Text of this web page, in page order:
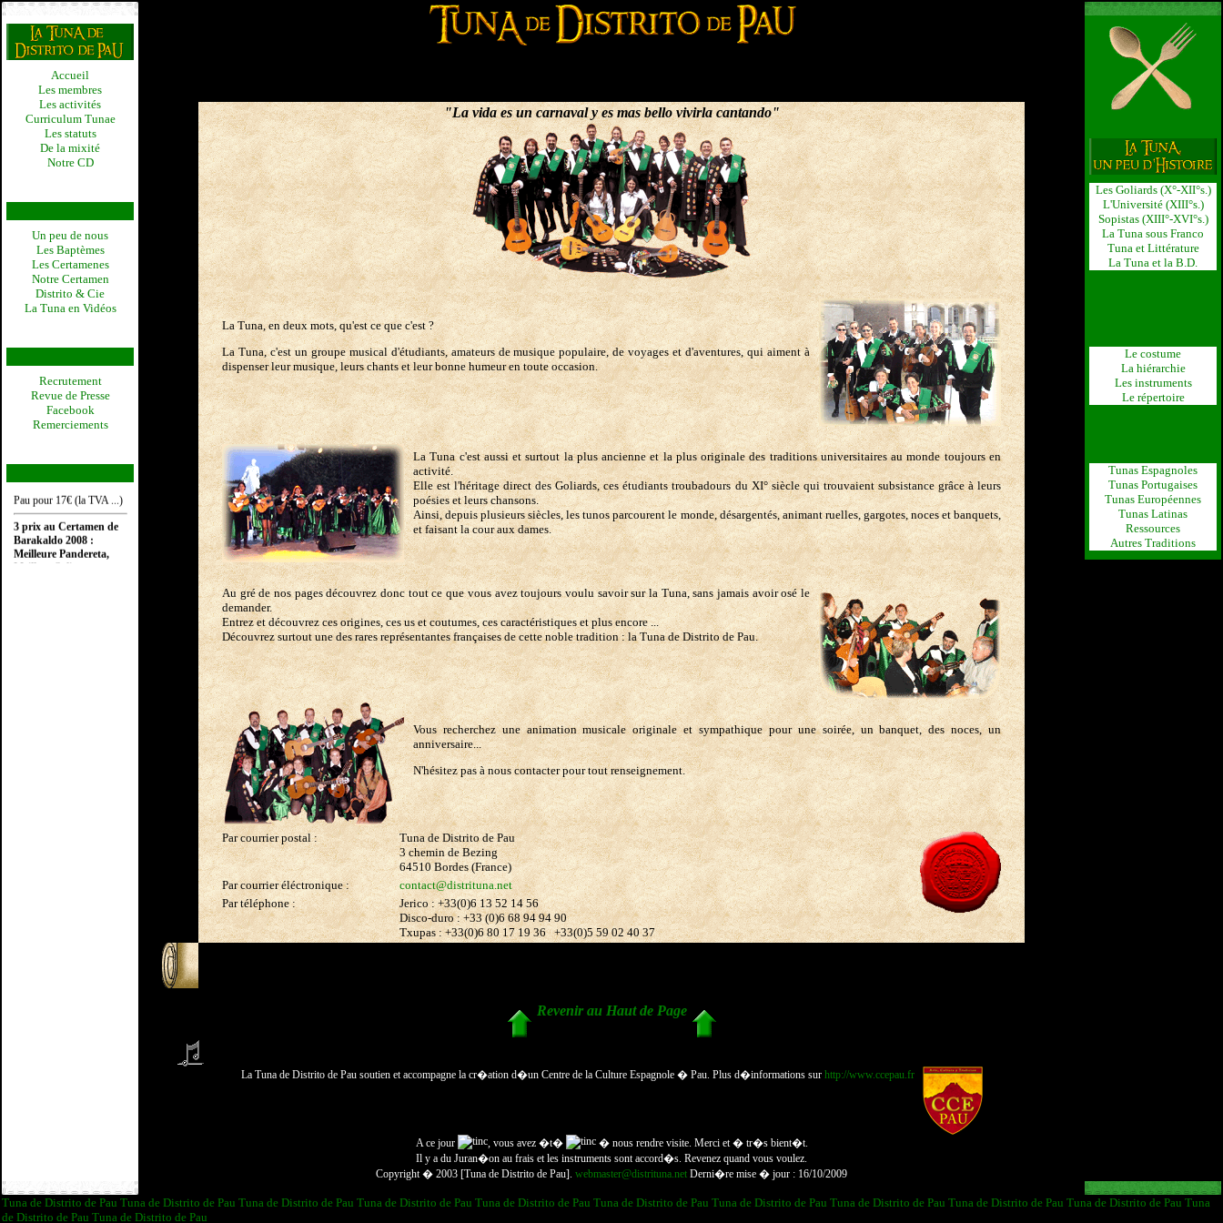
Accueil
Les membres
Les activités
Curriculum Tunae
Les statuts
De la mixité
Notre CD
Un peu de nous
Les Baptèmes
Les Certamenes
Notre Certamen
Distrito & Cie
La Tuna en Vidéos
Recrutement
Revue de Presse
Facebook
Remerciements
Notre CD (12 titres)
"Fantasia Estudiantil"
au Parvis du Leclerc de
Pau pour 17€ (la TVA ...)
3 prix au Certamen de
Barakaldo 2008 :
Meilleure Pandereta,
Meilleur Soliste,
"La vida es un carnaval y es mas bello vivirla cantando"
La Tuna, en deux mots, qu'est ce que c'est ?
La Tuna, c'est un groupe musical d'étudiants, amateurs de musique populaire, de voyages et d'aventures, qui aiment à
dispenser leur musique, leurs chants et leur bonne humeur en toute occasion.
La Tuna c'est aussi et surtout la plus ancienne et la plus originale des traditions universitaires au monde toujours en
activité.
Elle est l'héritage direct des Goliards, ces étudiants troubadours du XI° siècle qui trouvaient subsistance grâce à leurs
poésies et leurs chansons.
Ainsi, depuis plusieurs siècles, les tunos parcourent le monde, désargentés, animant ruelles, gargotes, noces et banquets,
et faisant la cour aux dames.
Au gré de nos pages découvrez donc tout ce que vous avez toujours voulu savoir sur la Tuna, sans jamais avoir osé le
demander.
Entrez et découvrez ces origines, ces us et coutumes, ces caractéristiques et plus encore ...
Découvrez surtout une des rares représentantes françaises de cette noble tradition : la Tuna de Distrito de Pau.
Vous recherchez une animation musicale originale et sympathique pour une soirée, un banquet, des noces, un
anniversaire...
N'hésitez pas à nous contacter pour tout renseignement.
Par courrier postal :
Tuna de Distrito de Pau
3 chemin de Bezing
64510 Bordes (France)
Par courrier éléctronique :
contact@distrituna.net
Par téléphone :
Jerico : +33(0)6 13 52 14 56
Disco-duro : +33 (0)6 68 94 94 90
Txupas : +33(0)6 80 17 19 36 +33(0)5 59 02 40 37
Revenir au Haut de Page
La Tuna de Distrito de Pau soutien et accompagne la cr�ation d�un Centre de la Culture Espagnole � Pau. Plus d�informations sur http://www.ccepau.fr
A ce jour , vous avez �t�
� nous rendre visite. Merci et � tr�s bient�t.
Il y a du Juran�on au frais et les instruments sont accord�s. Revenez quand vous voulez.
Copyright � 2003 [Tuna de Distrito de Pau]. webmaster@distrituna.net Derni�re mise � jour : 16/10/2009
Les Goliards (X°-XII°s.)
L'Université (XIII°s.)
Sopistas (XIII°-XVI°s.)
La Tuna sous Franco
Tuna et Littérature
La Tuna et la B.D.
Le costume
La hiérarchie
Les instruments
Le répertoire
Tunas Espagnoles
Tunas Portugaises
Tunas Européennes
Tunas Latinas
Ressources
Autres Traditions
Tuna de Distrito de Pau Tuna de Distrito de Pau Tuna de Distrito de Pau Tuna de Distrito de Pau Tuna de Distrito de Pau Tuna de Distrito de Pau Tuna de Distrito de Pau Tuna de Distrito de Pau Tuna de Distrito de Pau Tuna de Distrito de Pau Tuna
de Distrito de Pau Tuna de Distrito de Pau